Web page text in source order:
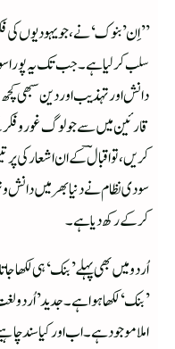
’’اِن ’بنوک‘ نے، جو یہودیوں کی
سلب کرلیا ہے۔ جب تک یہ پورا
دانش اور تہذیب اور دین سبھی
قارئین میں سے جو لوگ غور و فکر
کریں، تو اقبالؔ کے ان اشعار کی
سودی نظام نے دنیا بھر میں دانش و
کرکے رکھ دیا ہے۔
اُردو میں بھی پہلے ’بنک‘ ہی لکھا
’بنک‘ لکھا ہوا ہے۔ جدید ’اُردو
املا موجود ہے۔ اب اور کیا سند